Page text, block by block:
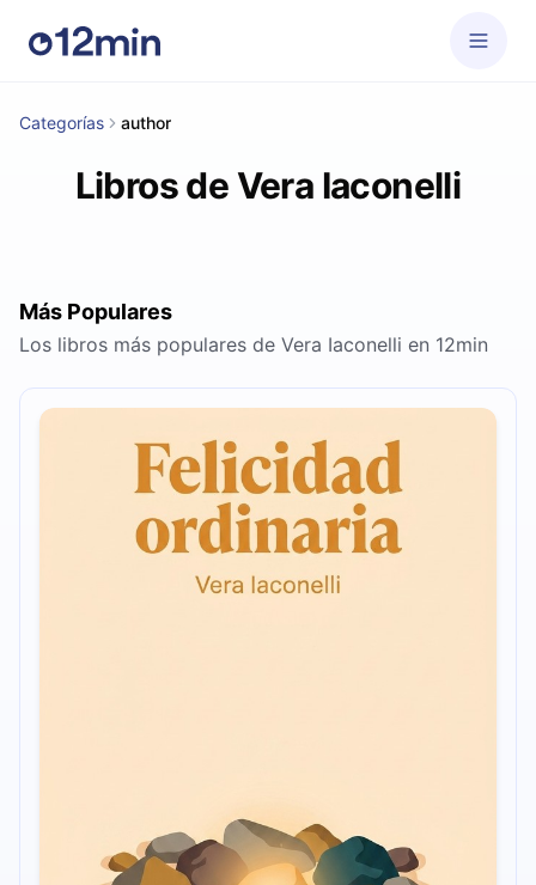
Categorías author
Libros de Vera Iaconelli
Más Populares
Los libros más populares de Vera Iaconelli en 12min